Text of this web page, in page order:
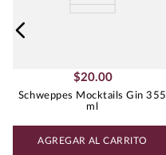
$20.00
Schweppes Mocktails Gin 355
ml
AGREGAR AL CARRITO